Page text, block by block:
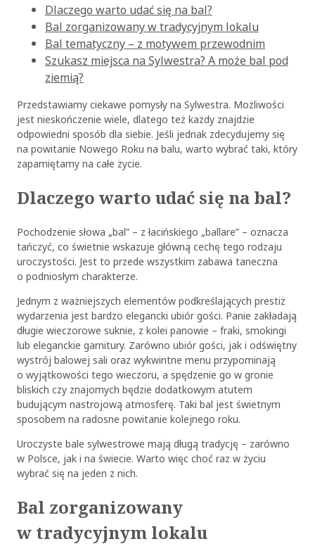
Dlaczego warto udać się na bal?
Bal zorganizowany w tradycyjnym lokalu
Bal tematyczny – z motywem przewodnim
Szukasz miejsca na Sylwestra? A może bal pod
ziemią?
Przedstawiamy ciekawe pomysły na Sylwestra. Możliwości
jest nieskończenie wiele, dlatego też każdy znajdzie
odpowiedni sposób dla siebie. Jeśli jednak zdecydujemy się
na powitanie Nowego Roku na balu, warto wybrać taki, który
zapamiętamy na całe życie.
Dlaczego warto udać się na bal?
Pochodzenie słowa „bal” – z łacińskiego „ballare” – oznacza
tańczyć, co świetnie wskazuje główną cechę tego rodzaju
uroczystości. Jest to przede wszystkim zabawa taneczna
o podniosłym charakterze.
Jednym z ważniejszych elementów podkreślających prestiż
wydarzenia jest bardzo elegancki ubiór gości. Panie zakładają
długie wieczorowe suknie, z kolei panowie – fraki, smokingi
lub eleganckie garnitury. Zarówno ubiór gości, jak i odświętny
wystrój balowej sali oraz wykwintne menu przypominają
o wyjątkowości tego wieczoru, a spędzenie go w gronie
bliskich czy znajomych będzie dodatkowym atutem
budującym nastrojową atmosferę. Taki bal jest świetnym
sposobem na radosne powitanie kolejnego roku.
Uroczyste bale sylwestrowe mają długą tradycję – zarówno
w Polsce, jak i na świecie. Warto więc choć raz w życiu
wybrać się na jeden z nich.
Bal zorganizowany
w tradycyjnym lokalu